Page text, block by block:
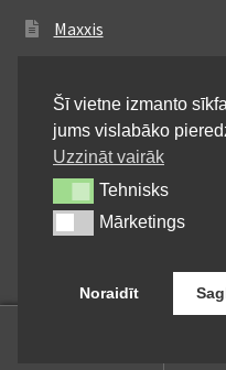
Maxxis
Michelin
Mitas
Pirelli
Shinko
Šī vietne izmanto
jums vislabāko
Uzzināt vairāk
TehnisksTehnisks
MārketingsMārketings
Noraidīt